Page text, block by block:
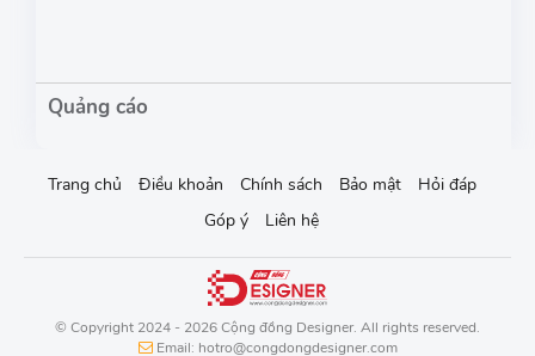
Trang chủ Điều khoản Chính sách Bảo mật
Hỏi đáp
Góp ý
Liên hệ
© Copyright 2024 - 2026 Cộng đồng Designer. All rights reserved.
Email: hotro@congdongdesigner.com